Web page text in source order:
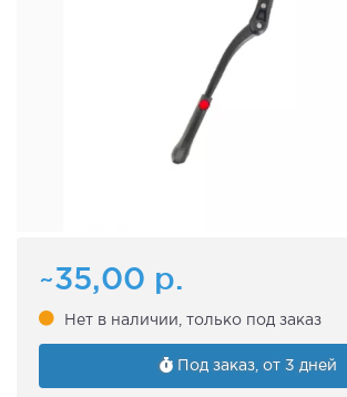
~35,00 р.
Нет в наличии, только под заказ
Под заказ, от 3 дней